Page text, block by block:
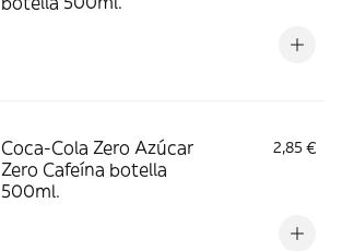
Coca-Cola Zero Azúcar
Zero Cafeína botella
500ml.
2,85 €